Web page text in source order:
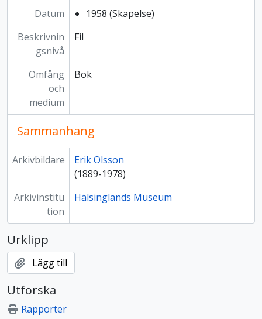
Datum
1958 (Skapelse)
Beskrivnin
gsnivå
Fil
Omfång
och
medium
Bok
Sammanhang
Arkivbildare
Erik Olsson
(1889-1978)
Arkivinstitu
tion
Hälsinglands Museum
Urklipp
Lägg till
Utforska
Rapporter